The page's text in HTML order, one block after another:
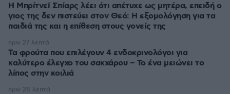
Η Μπρίτνεϊ Σπίαρς λέει ότι απέτυχε ως μητέρα, επειδή ο
γιος της δεν πιστεύει στον Θεό: Η εξομολόγηση για τα
παιδιά της και η επίθεση στους γονείς της
Τα φρούτα που επιλέγουν 4 ενδοκρινολόγοι για
καλύτερο έλεγχο του σακχάρου – Το ένα μειώνει το
λίπος στην κοιλιά
πριν 27 λεπτά
πριν 28 λεπτά